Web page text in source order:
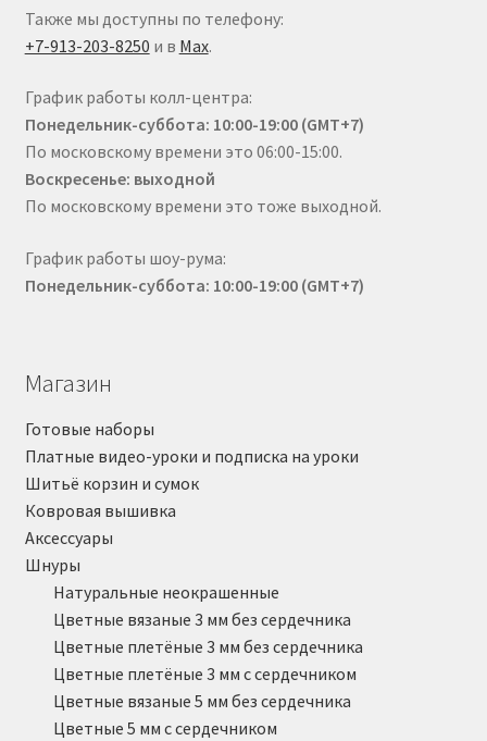
Также мы доступны по телефону:
+7-913-203-8250 и в Max.
График работы колл-центра:
Понедельник-суббота: 10:00-19:00 (GMT+7)
По московскому времени это 06:00-15:00.
Воскресенье: выходной
По московскому времени это тоже выходной.
График работы шоу-рума:
Понедельник-суббота: 10:00-19:00 (GMT+7)
Магазин
Готовые наборы
Платные видео-уроки и подписка на уроки
Шитьё корзин и сумок
Ковровая вышивка
Аксессуары
Шнуры
Натуральные неокрашенные
Цветные вязаные 3 мм без сердечника
Цветные плетёные 3 мм без сердечника
Цветные плетёные 3 мм с сердечником
Цветные вязаные 5 мм без сердечника
Цветные 5 мм с сердечником